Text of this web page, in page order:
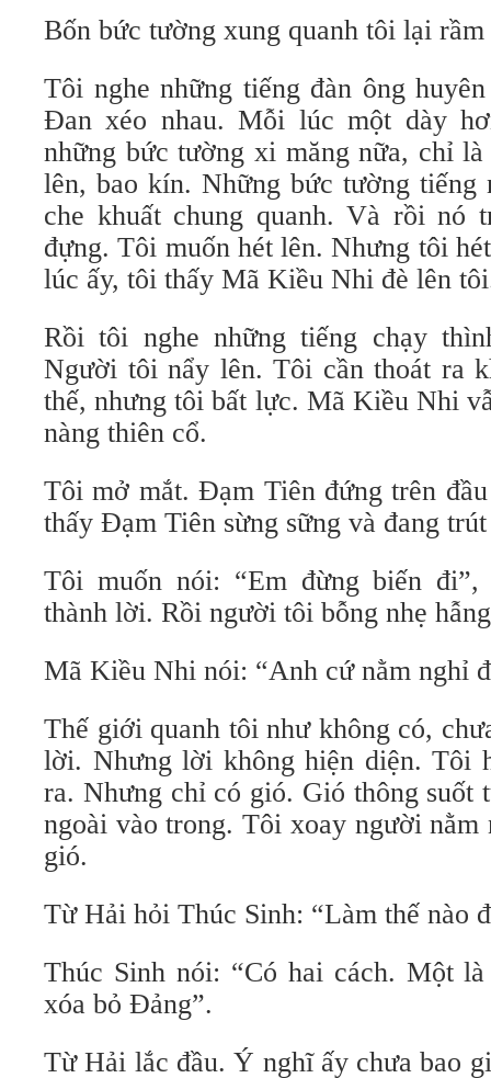
Bốn bức tường xung quanh tôi lại
Tôi nghe những tiếng đàn ông
Đan xéo nhau. Mỗi lúc một dày
những bức tường xi măng nữa, chỉ
lên, bao kín. Những bức tường tiếng
che khuất chung quanh. Và rồi nó
đựng. Tôi muốn hét lên. Nhưng tôi
lúc ấy, tôi thấy Mã Kiều Nhi đè lên
Rồi tôi nghe những tiếng chạy
Người tôi nẩy lên. Tôi cần thoát ra
thế, nhưng tôi bất lực. Mã Kiều Nhi
nàng thiên cổ.
Tôi mở mắt. Đạm Tiên đứng trên
thấy Đạm Tiên sừng sững và đang
Tôi muốn nói: “Em đừng biến
thành lời. Rồi người tôi bỗng nhẹ
Mã Kiều Nhi nói: “Anh cứ nằm nghỉ
Thế giới quanh tôi như không có,
lời. Nhưng lời không hiện diện. Tôi
ra. Nhưng chỉ có gió. Gió thông suốt
ngoài vào trong. Tôi xoay người nằm
gió.
Từ Hải hỏi Thúc Sinh: “Làm thế nào
Thúc Sinh nói: “Có hai cách. Một
xóa bỏ Đảng”.
Từ Hải lắc đầu. Ý nghĩ ấy chưa bao